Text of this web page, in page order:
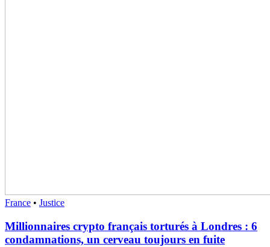
France • Justice
Millionnaires crypto français torturés à Londres : 6
condamnations, un cerveau toujours en fuite